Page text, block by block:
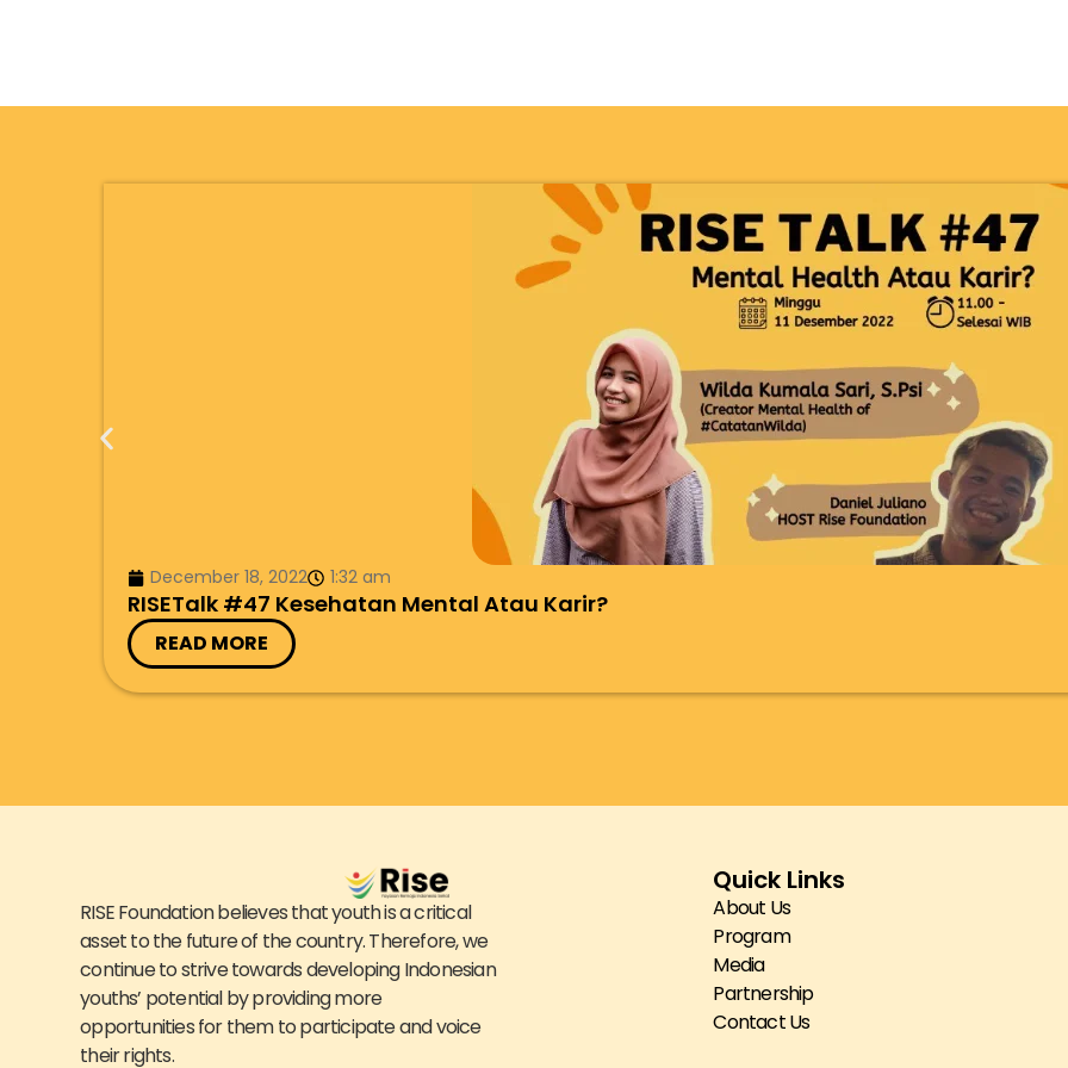
December 18, 2022 1:32 am
RISETalk #47 Kesehatan Mental Atau Karir?
READ MORE
RISE Foundation believes that youth is a critical
asset to the future of the country. Therefore, we
continue to strive towards developing Indonesian
youths’ potential by providing more
opportunities for them to participate and voice
their rights.
Quick Links
About Us
Program
Media
Partnership
Contact Us